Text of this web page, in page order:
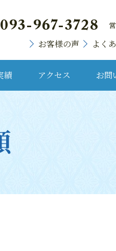
093-967-3728
お客様の声 よく
績
ッグ
計
アクセス お問